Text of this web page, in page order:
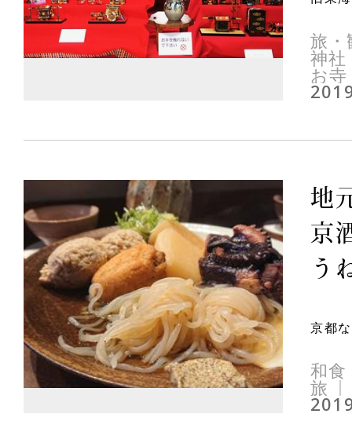
旅・
神社
お寺
地
京
う
京都
和食
旅